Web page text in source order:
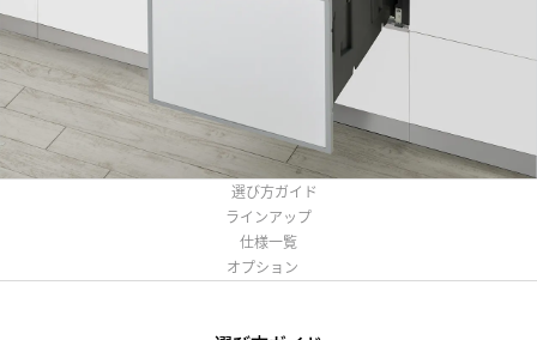
選び方ガイド
ラインアップ
仕様一覧
オプション